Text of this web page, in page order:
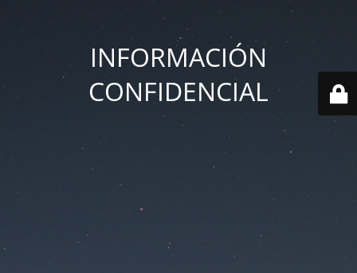
INFORMACIÓN
CONFIDENCIAL